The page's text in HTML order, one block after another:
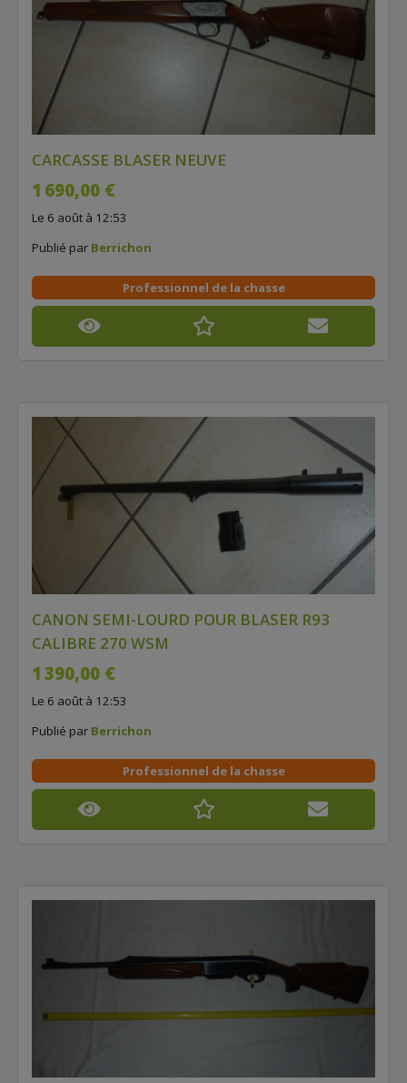
CARCASSE BLASER NEUVE
1 690,00 €
Le 6 août à 12:53
Publié par Berrichon
Professionnel de la chasse
CANON SEMI-LOURD POUR BLASER R93
CALIBRE 270 WSM
1 390,00 €
Le 6 août à 12:53
Publié par Berrichon
Professionnel de la chasse